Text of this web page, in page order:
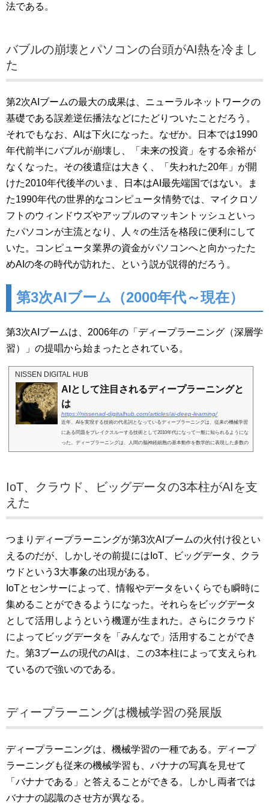
法である。
バブルの崩壊とパソコンの台頭がAI熱を冷まし
た
第2次AIブームの最大の成果は、ニューラルネットワークの
基礎である誤差逆伝播法などにたどりついたことだろう。
それでもなお、AIは下火になった。なぜか。日本では1990
年代前半にバブルが崩壊し、「未来の投資」をする余裕が
なくなった。その後遺症は大きく、「失われた20年」が開
けた2010年代後半のいま、日本はAI最先端国ではない。ま
た1990年代の世界的なコンピュータ情勢では、マイクロソ
フトのウィンドウズやアップルのマッキントッシュといっ
たパソコンが主流となり、人々の生活を格段に便利にして
いた。コンピュータ業界の資金がパソコンへと向かったた
めAIの冬の時代が訪れた、という説が説得的だろう。
第3次AIブーム（2000年代～現在）
第3次AIブームは、2006年の「ディープラーニング（深層学
習）」の提唱から始まったとされている。
NISSEN DIGITAL HUB
AIとして注目されるディープラーニングと
は
https://nissenad-digitalhub.com/articles/ai-deep-learning/
近年、AIを実現する技術の代名詞となっているディープラーニングは、従来の機械学習
にある問題をブレイクスルーする技術として2010年代になって一般に知られるようにな
った。ディープラーニングは、人間の脳神経細胞の基本動作を数学的に表現した多数の
ニューロンモ...
IoT、クラウド、ビッグデータの3本柱がAIを支
えた
つまりディープラーニングが第3次AIブームの火付け役とい
えるのだが、しかしその前提にはIoT、ビッグデータ、クラ
ウドという3大事象の出現がある。
IoTとセンサーによって、情報やデータをいくらでも瞬時に
集めることができるようになった。それらをビッグデータ
として活用しようという機運が生まれた。さらにクラウド
によってビッグデータを「みんなで」活用することができ
た。第3ブームの現代のAIは、この3本柱によって支えられ
ているので強いのである。
ディープラーニングは機械学習の発展版
ディープラーニングは、機械学習の一種である。ディープ
ラーニングも従来の機械学習も、バナナの写真を見せて
「バナナである」と答えることができる。しかし両者では
バナナの認識のさせ方が異なる。